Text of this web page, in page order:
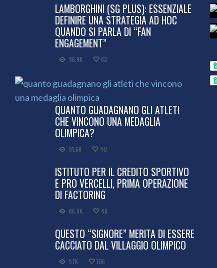
LAMBORGHINI (SG PLUS): ESSENZIALE
DEFINIRE UNA STRATEGIA AD HOC
QUANDO SI PARLA DI “FAN
ENGAGEMENT”
98.9K 83
QUANTO GUADAGNANO GLI ATLETI
CHE VINCONO UNA MEDAGLIA
OLIMPICA?
81.6K 40
ISTITUTO PER IL CREDITO SPORTIVO
E PRO VERCELLI, PRIMA OPERAZIONE
DI FACTORING
66.6K 48
QUESTO “SIGNORE” MERITA DI ESSERE
CACCIATO DAL VILLAGGIO OLIMPICO
57K 106